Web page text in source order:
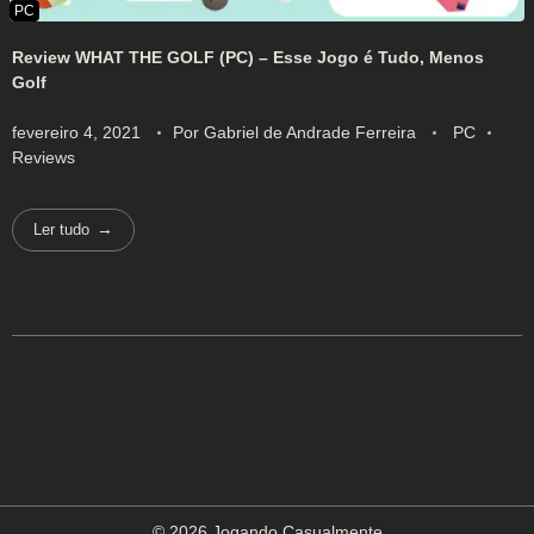
Review WHAT THE GOLF (PC) – Esse Jogo é Tudo, Menos
Golf
fevereiro 4, 2021 Por Gabriel de Andrade Ferreira
PC
Reviews
Ler tudo